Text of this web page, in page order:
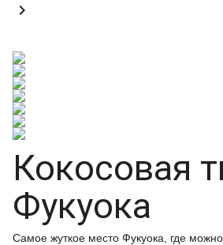

Кокосовая
Фукуока
Самое жуткое место Фукуока, где